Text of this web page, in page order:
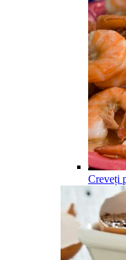
Creveți